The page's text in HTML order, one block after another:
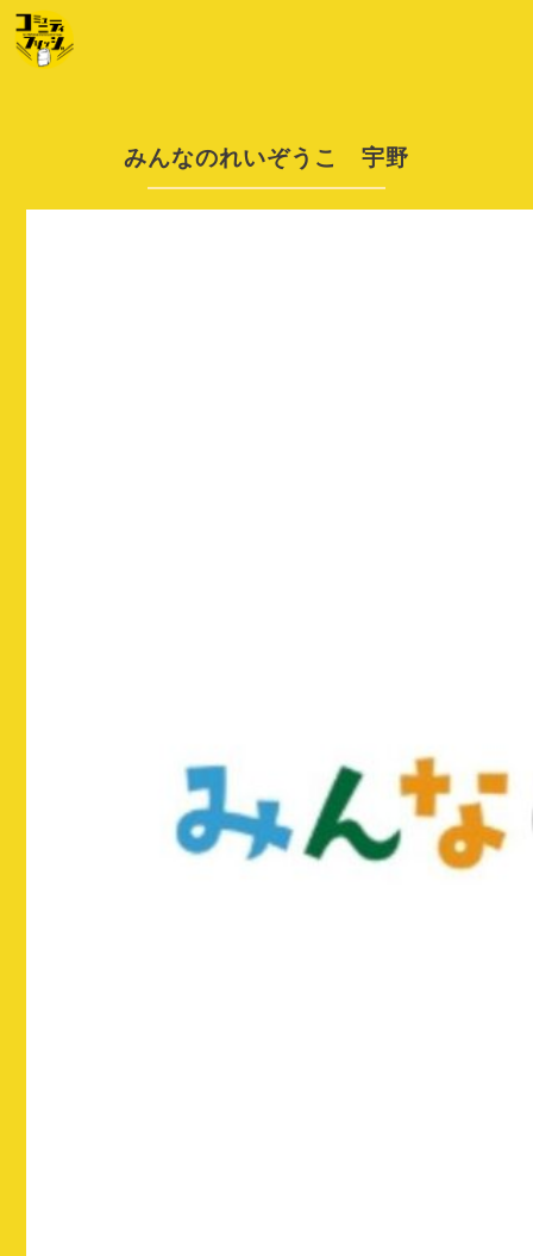
みんなのれいぞうこ 宇野